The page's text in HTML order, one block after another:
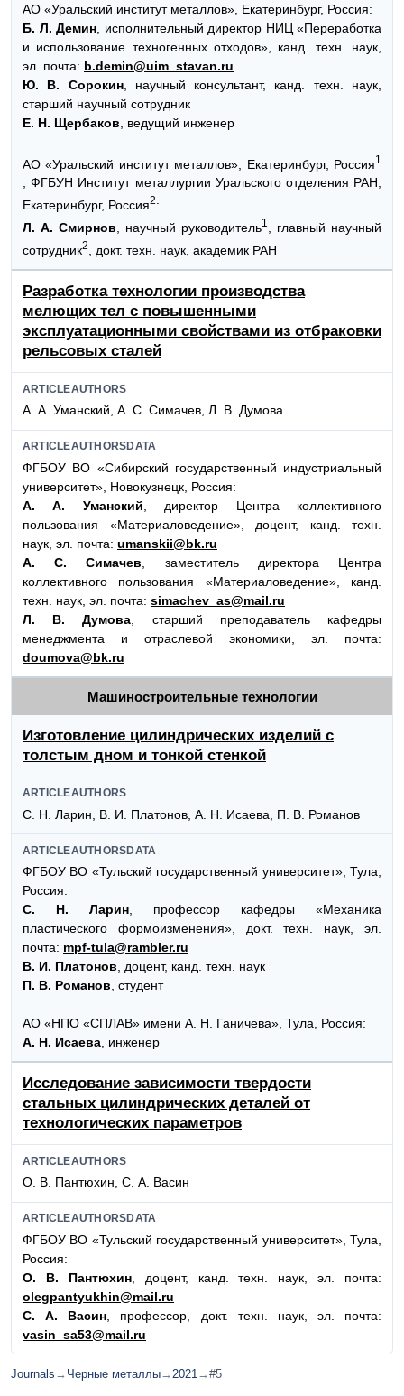
АО «Уральский институт металлов», Екатеринбург, Россия:
Б. Л. Демин , исполнительный директор НИЦ «Переработка
и использование техногенных отходов», канд. техн. наук,
эл. почта: b.demin@uim_stavan.ru
Ю. В. Сорокин, научный консультант, канд. техн. наук,
старший научный сотрудник
Е. Н. Щербаков , ведущий инженер
АО «Уральский институт металлов», Екатеринбург, Россия1
; ФГБУН Институт металлургии Уральского отделения РАН,
Екатеринбург, Россия2:
Л. А. Смирнов , научный руководитель1
, главный научный
сотрудник2 , докт. техн. наук, академик РАН
Разработка технологии производства
мелющих тел с повышенными
эксплуатационными свойствами из отбраковки
рельсовых сталей
ARTICLEAUTHORS
А. А. Уманский, А. С. Симачев, Л. В. Думова
ARTICLEAUTHORSDATA
ФГБОУ ВО «Сибирский государственный индустриальный
университет», Новокузнецк, Россия:
А. А. Уманский , директор Центра коллективного
пользования «Материаловедение», доцент, канд. техн.
наук, эл. почта: umanskii@bk.ru
А. С. Симачев , заместитель директора Центра
коллективного пользования «Материаловедение», канд.
техн. наук, эл. почта: simachev_as@mail.ru
Л. В. Думова , старший преподаватель кафедры
менеджмента и отраслевой экономики, эл. почта:
doumova@bk.ru
Машиностроительные технологии
Изготовление цилиндрических изделий с
толстым дном и тонкой стенкой
ARTICLEAUTHORS
С. Н. Ларин, В. И. Платонов, А. Н. Исаева, П. В. Романов
ARTICLEAUTHORSDATA
ФГБОУ ВО «Тульский государственный университет», Тула,
Россия:
С. Н. Ларин , профессор кафедры «Механика
пластического формоизменения», докт. техн. наук, эл.
почта: mpf-tula@rambler.ru
В. И. Платонов , доцент, канд. техн. наук
П. В. Романов , студент
АО «НПО «СПЛАВ» имени А. Н. Ганичева», Тула, Россия:
А. Н. Исаева , инженер
Исследование зависимости твердости
стальных цилиндрических деталей от
технологических параметров
ARTICLEAUTHORS
О. В. Пантюхин, С. А. Васин
ARTICLEAUTHORSDATA
ФГБОУ ВО «Тульский государственный университет», Тула,
Россия:
О. В. Пантюхин, доцент, канд. техн. наук, эл. почта:
olegpantyukhin@mail.ru
С. А. Васин , профессор, докт. техн. наук, эл. почта:
vasin_sa53@mail.ru
Journals → Черные металлы→2021→#5